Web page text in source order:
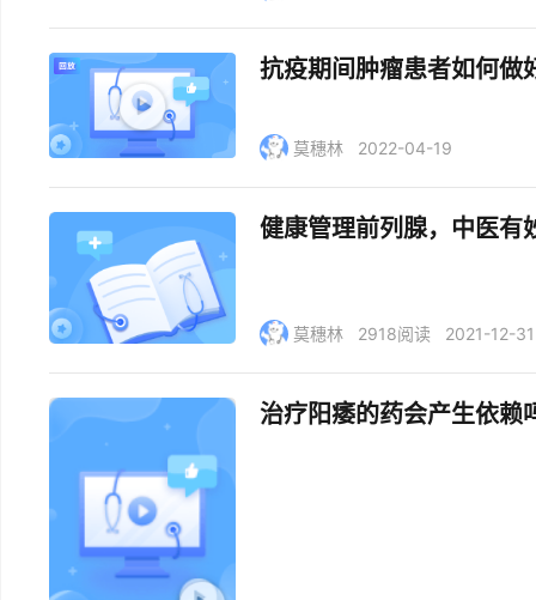
抗疫期间肿瘤患者如何做
莫穗林 2022-04-19
健康管理前列腺，中医有
莫穗林 2918阅读 2021-12-31
治疗阳痿的药会产生依赖